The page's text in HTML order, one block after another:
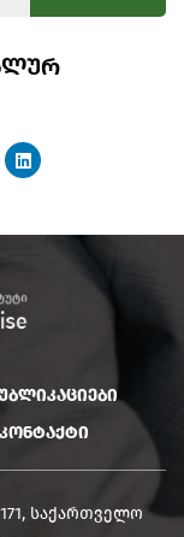
კონტაქტი
საქართველო